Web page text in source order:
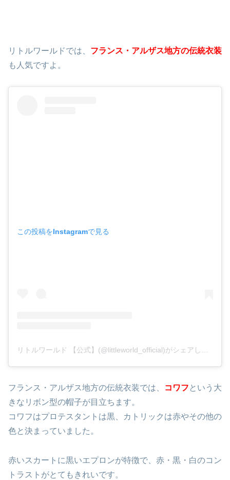
リトルワールドでは、 フランス・アルザス地方の伝統衣装
も人気ですよ。
この投稿をInstagramで見る
フランス・アルザス地方の伝統衣装では、 コワフ という大
きなリボン型の帽子が目立ちます。
コワフはプロテスタントは黒、カトリックは赤やその他の
色と決まっていました。
赤いスカートに黒いエプロンが特徴で、赤・黒・白のコン
トラストがとてもきれいです。